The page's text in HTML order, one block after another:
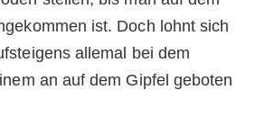
ist. Doch lohnt sich
allemal bei dem
an auf dem Gipfel geboten